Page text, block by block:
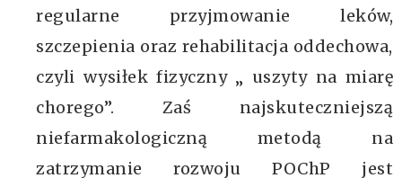
regularne przyjmowanie leków,
szczepienia oraz rehabilitacja oddechowa,
czyli wysiłek fizyczny „ uszyty na miarę
chorego”. Zaś najskuteczniejszą
niefarmakologiczną metodą na
zatrzymanie rozwoju POChP jest